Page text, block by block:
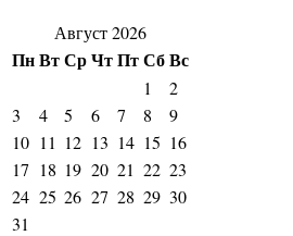
Август 2026
ПнВтСрЧтПтСбВс
1
2
3
4 5 6 7 8
9
10 11 12 13 14 15 16
17 18 19 20 21 22 23
24 25 26 27 28 29 30
31